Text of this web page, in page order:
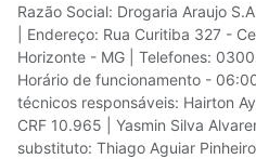
Razão Social: Drogaria Araujo
| Endereço: Rua Curitiba 327 -
Horizonte - MG | Telefones:
Horário de funcionamento -
técnicos responsáveis: Hairton
CRF 10.965 | Yasmin Silva
substituto: Thiago Aguiar